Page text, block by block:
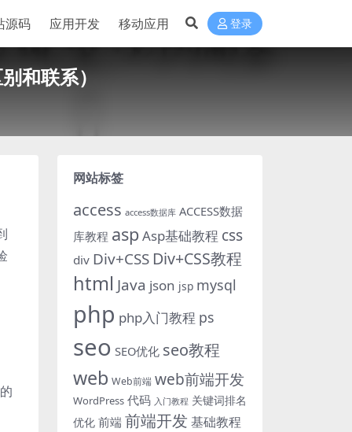
源码 应用开发 移动应用 登录
和联系）
网站标签
access access数据库 ACCESS数据
库教程 asp Asp基础教程 css
div Div+CSS Div+CSS教程
html Java json jsp mysql
php php入门教程 ps
seo SEO优化 seo教程
web Web前端 web前端开发
WordPress 代码 入门教程 关键词排名
优化 前端 前端开发 基础教程